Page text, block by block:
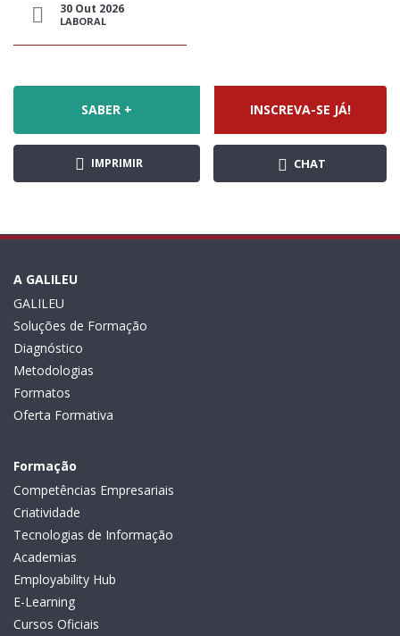
30 Out 2026
LABORAL
SABER + INSCREVA-SE JÁ!
IMPRIMIR CHAT
A GALILEU
GALILEU
Soluções de Formação
Diagnóstico
Metodologias
Formatos
Oferta Formativa
Formação
Competências Empresariais
Criatividade
Tecnologias de Informação
Academias
Employability Hub
E-Learning
Cursos Oficiais